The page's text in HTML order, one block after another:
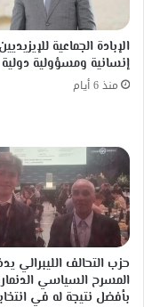
الإبادة الجماعية
إنسانية ومسؤولية دولية
منذ 6 أيام
حزب التحالف الليبرالي
المسرح السياسي